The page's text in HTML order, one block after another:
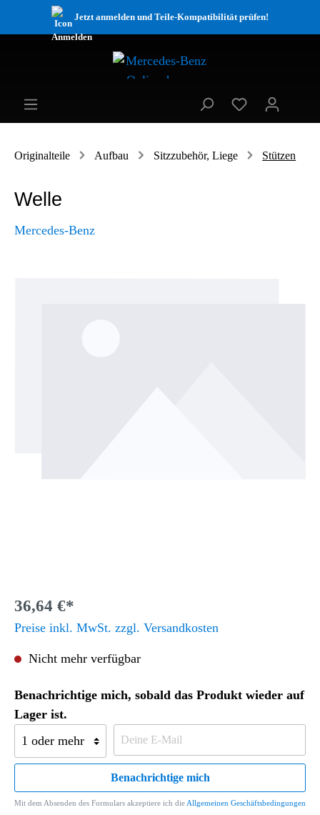
Jetzt anmelden und Teile-Kompatibilität prüfen!
Originalteile Aufbau Sitzzubehör, Liege Stützen
Welle
Mercedes-Benz
36,64 €*
Preise inkl. MwSt. zzgl. Versandkosten
Nicht mehr verfügbar
Benachrichtige mich, sobald das Produkt wieder auf
Lager ist.
Benachrichtige mich
Mit dem Absenden des Formulars akzeptiere ich die Allgemeinen Geschäftsbedingungen